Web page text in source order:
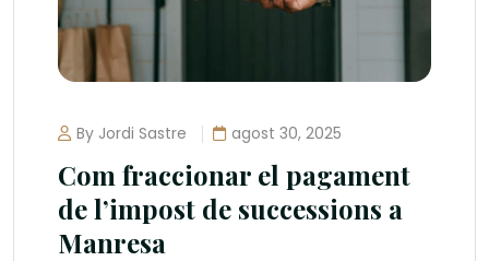
By Jordi Sastre agost 30, 2025
Com fraccionar el pagament
de l’impost de successions a
Manresa